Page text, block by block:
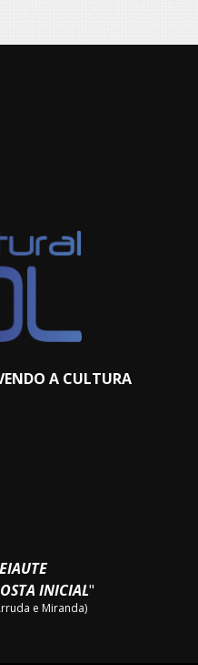
A CULTURA
INICIAL"
e Miranda)